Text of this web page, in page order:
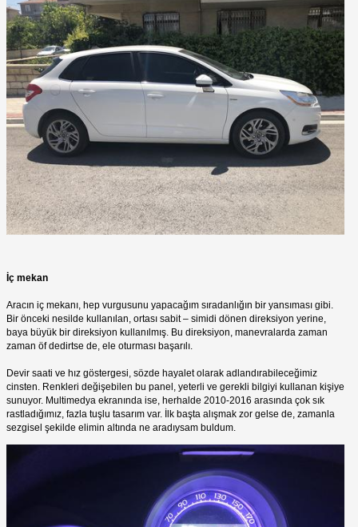
İç mekan
Aracın iç mekanı, hep vurgusunu yapacağım sıradanlığın bir yansıması gibi.
Bir önceki nesilde kullanılan, ortası sabit – simidi dönen direksiyon yerine,
baya büyük bir direksiyon kullanılmış. Bu direksiyon, manevralarda zaman
zaman öf dedirtse de, ele oturması başarılı.
Devir saati ve hız göstergesi, sözde hayalet olarak adlandırabileceğimiz
cinsten. Renkleri değişebilen bu panel, yeterli ve gerekli bilgiyi kullanan kişiye
sunuyor. Multimedya ekranında ise, herhalde 2010-2016 arasında çok sık
rastladığımız, fazla tuşlu tasarım var. İlk başta alışmak zor gelse de, zamanla
sezgisel şekilde elimin altında ne aradıysam buldum.